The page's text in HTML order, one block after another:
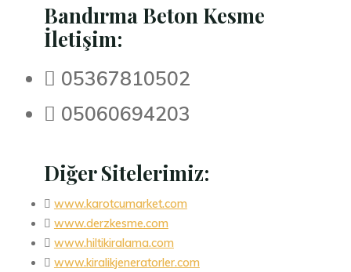
Bandırma Beton Kesme
İletişim:
 05367810502
 05060694203
Diğer Sitelerimiz:
www.karotcumarket.com
www.derzkesme.com
www.hiltikiralama.com
www.kiralikjeneratorler.com